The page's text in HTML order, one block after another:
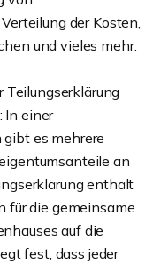
der Kosten,
und vieles mehr.
Teilungserklärung
In einer
es mehrere
an
enthält
für die gemeinsame
auf die
fest, dass jeder